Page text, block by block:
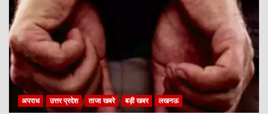
अपराध उत्तर प्रदेश ताजा खबरे बड़ी खबर लखनऊ